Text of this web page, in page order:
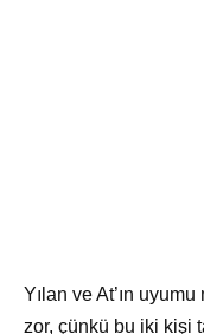
Yılan ve At’ın
zor, çünkü bu iki kişi